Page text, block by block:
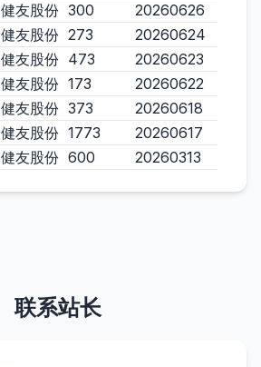
健友股份 300
20260626
健友股份 273
20260624
健友股份 473
20260623
健友股份 173
20260622
健友股份 373
20260618
健友股份 1773
20260617
健友股份 600 20260313
联系站长